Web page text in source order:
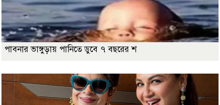
পাবনার ভাঙ্গুড়ায় পানিতে ডুবে ৭ বছরের শ